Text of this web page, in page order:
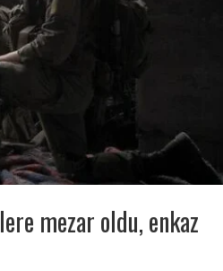
mezar oldu, enkaz